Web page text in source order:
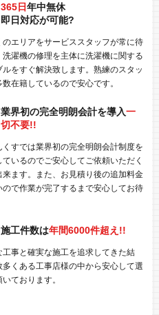
365日年中無休
即日対応が可能?
のエリアをサービススタッフが常に待
洗濯機の修理を主体に洗濯機に関する
ルをすぐ解決致します。熟練のスタッ
数在籍しているので安心です。
業界初の完全明朗会計を導入一
切不要!!
くすでは業界初の完全明朗会計制度を
ているのでご安心してご依頼いただく
来ます。また、お見積り後の追加料金
ので作業が完了するまで安心してお待
施工件数は年間6000件超え!!
工事と確実な施工を追求してきた結
多くある工事店様の中から安心して選
いております。